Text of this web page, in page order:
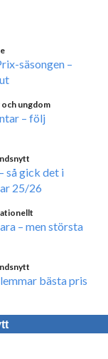
säsongen –
och ungdom
– följ
så gick det i
25/26
– men största
bästa pris